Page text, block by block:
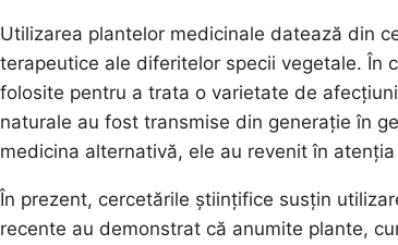
Utilizarea plantelor medicinale datează din
terapeutice ale diferitelor specii vegetale. În
folosite pentru a trata o varietate de
naturale au fost transmise din generație în
medicina alternativă, ele au revenit în
În prezent, cercetările științifice susțin
recente au demonstrat că anumite plante,